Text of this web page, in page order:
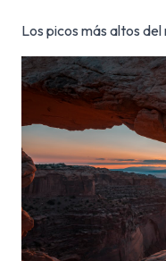
Los picos más altos